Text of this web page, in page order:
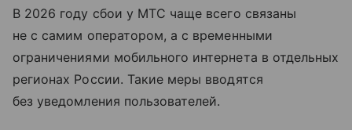
В 2026 году сбои у МТС чаще всего связаны
не с самим оператором, а с временными
ограничениями мобильного интернета в отдельных
регионах России. Такие меры вводятся
без уведомления пользователей.